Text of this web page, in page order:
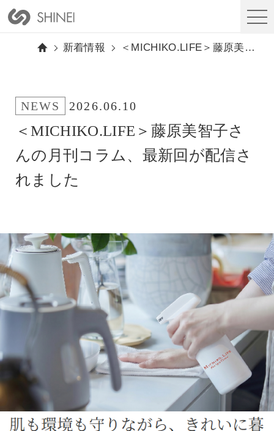
新着情報 ＜MICHIKO.LIFE＞藤原美智子さんの月刊コラム、最新回が配信されました
NEWS 2026.06.10
＜MICHIKO.LIFE＞藤原美智子さ
んの月刊コラム、最新回が配信さ
れました